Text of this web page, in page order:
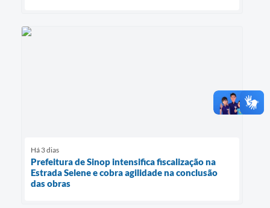
Há 3 dias
Prefeitura de Sinop intensifica fiscalização na
Estrada Selene e cobra agilidade na conclusão
das obras